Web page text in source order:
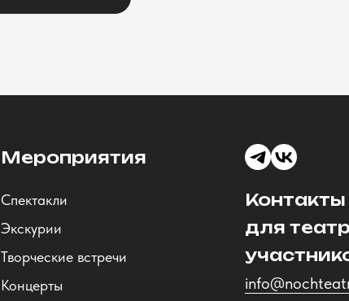
Мероприятия
Спектакли
Экскурии
Творческие встречи
Концерты
Контакты
для